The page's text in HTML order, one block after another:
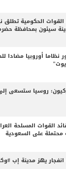
الحكومية تطلق
سيئون بمحافظة
أوروبيا مضادا
روسيا ستسعى
القوات المسلحة
على السعودية
يهز مدينة إب